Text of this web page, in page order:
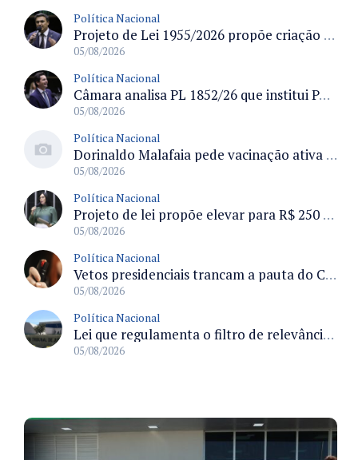
Política Nacional
Projeto de Lei 1955/2026 propõe criação de geração livre de fumo ao restringir venda de vapes a nascidos desde 1º de janeiro de 2009
05/08/2026
Política Nacional
Câmara analisa PL 1852/26 que institui Política Nacional de Gestão de Desempenho e Eficiência para servidores públicos
05/08/2026
Política Nacional
Dorinaldo Malafaia pede vacinação ativa ao Ministério da Saúde para reverter queda na cobertura vacinal no Brasil
05/08/2026
Política Nacional
Projeto de lei propõe elevar para R$ 250 mil limite de isenção do IPI para pessoas com deficiência e autismo
05/08/2026
Política Nacional
Vetos presidenciais trancam a pauta do Congresso com 87 itens pendentes e incluem trechos do Orçamento de 2026
05/08/2026
Política Nacional
Lei que regulamenta o filtro de relevância no STJ define requisitos para recurso especial e efeitos processuais
05/08/2026